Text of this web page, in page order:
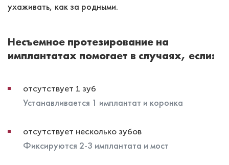
ухаживать, как за родными.
Несъемное протезирование на
имплантатах помогает в случаях, если:
отсутствует 1 зуб
Устанавливается 1 имплантат и коронка
отсутствует несколько зубов
Фиксируются 2-3 имплантата и мост